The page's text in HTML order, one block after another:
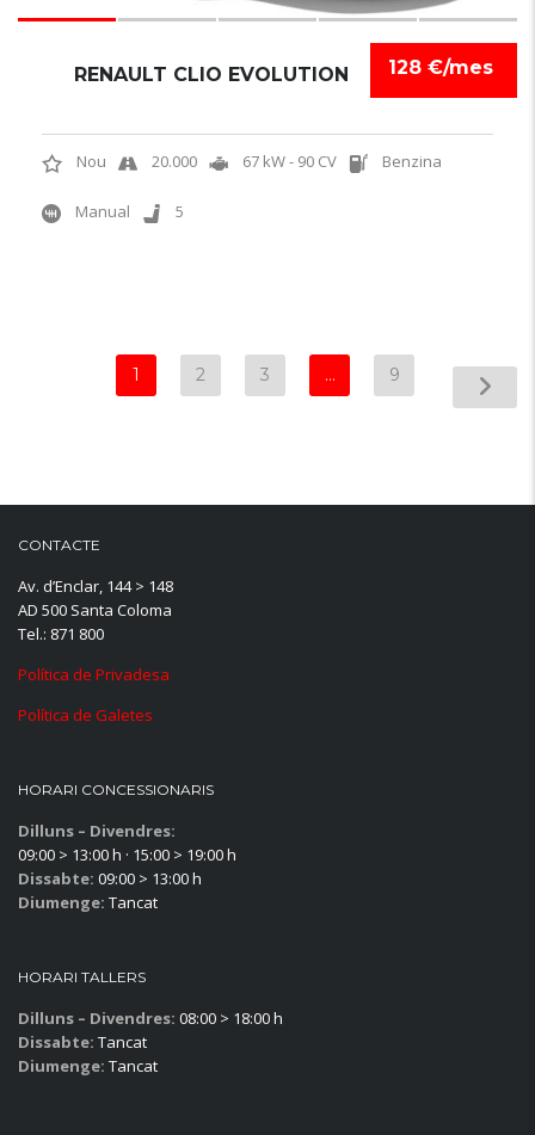
128 €/mes
RENAULT CLIO EVOLUTION
Nou 20.000 67 kW - 90 CV Benzina
Manual 5
1 2 3 … 9
CONTACTE
Av. d’Enclar, 144 > 148
AD 500 Santa Coloma
Tel.: 871 800
Política de Privadesa
Política de Galetes
HORARI CONCESSIONARIS
Dilluns – Divendres:
09:00 > 13:00 h · 15:00 > 19:00 h
Dissabte: 09:00 > 13:00 h
Diumenge: Tancat
HORARI TALLERS
Dilluns – Divendres: 08:00 > 18:00 h
Dissabte: Tancat
Diumenge: Tancat